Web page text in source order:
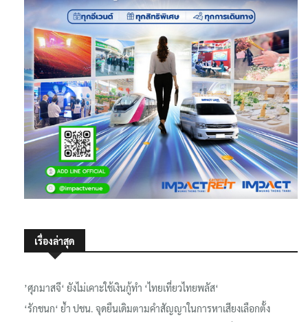
เรื่องล่าสุด
’ศุภมาสจี‘ ยังไม่เคาะใช้เงินกู้ทำ ‘ไทยเที่ยวไทยพลัส‘
‘รักชนก‘ ย้ำ ปชน. จุดยืนเดิมตามคำสัญญาในการหาเสียงเลือกตั้ง